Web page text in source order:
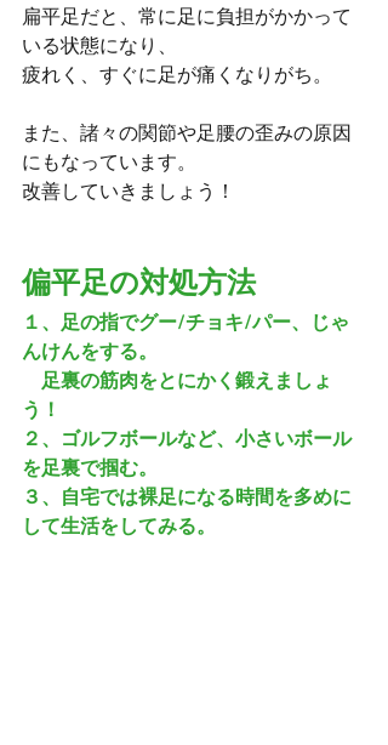
扁平足だと、常に足に負担がかかって
いる状態になり、
疲れく、すぐに足が痛くなりがち。
また、諸々の関節や足腰の歪みの原因
にもなっています。
改善していきましょう！
偏平足の対処方法
１、足の指でグー/チョキ/パー、じゃ
んけんをする。
足裏の筋肉をとにかく鍛えましょ
う！
２、ゴルフボールなど、小さいボール
を足裏で掴む。
３、自宅では裸足になる時間を多めに
して生活をしてみる。